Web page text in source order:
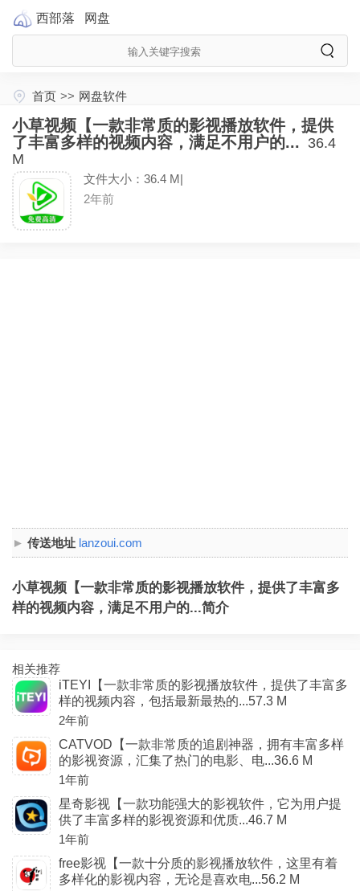
西部落 网盘
首页 >> 网盘软件
小草视频【一款非常质的影视播放软件，提供
了丰富多样的视频内容，满足不用户的... 36.4
M
文件大小：36.4 M|
2年前
传送地址 lanzoui.com
小草视频【一款非常质的影视播放软件，提供了丰富多
样的视频内容，满足不用户的...简介
相关推荐
iTEYI【一款非常质的影视播放软件，提供了丰富多
样的视频内容，包括最新最热的...57.3 M
2年前
CATVOD【一款非常质的追剧神器，拥有丰富多样
的影视资源，汇集了热门的电影、电...36.6 M
1年前
星奇影视【一款功能强大的影视软件，它为用户提
供了丰富多样的影视资源和优质...46.7 M
1年前
free影视【一款十分质的影视播放软件，这里有着
多样化的影视内容，无论是喜欢电...56.2 M